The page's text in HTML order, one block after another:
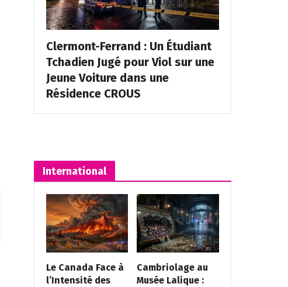
Clermont-Ferrand : Un Étudiant
Tchadien Jugé pour Viol sur une
Jeune Voiture dans une
Résidence CROUS
International
Le Canada Face à
l’Intensité des
Cambriolage au
Musée Lalique :